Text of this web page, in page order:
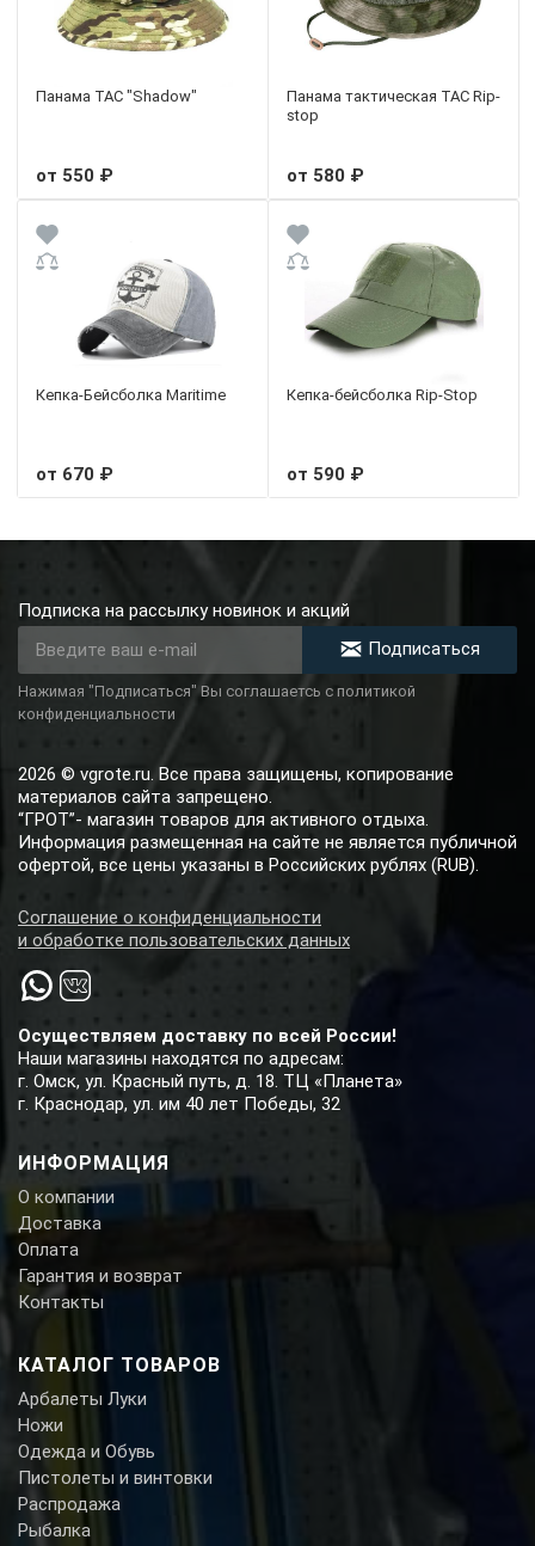
Панама TAC "Shadow"
от 550 ₽
Панама тактическая TAC Rip-
stop
от 580 ₽
Кепка-Бейсболка Maritime
от 670 ₽
Кепка-бейсболка Rip-Stop
от 590 ₽
Осуществляем доставку по всей России!
Наши магазины находятся по адресам:
г. Омск, ул. Красный путь, д. 18. ТЦ «Планета»
г. Краснодар, ул. им 40 лет Победы, 32
ИНФОРМАЦИЯ
О компании
Доставка
Оплата
Гарантия и возврат
Контакты
КАТАЛОГ ТОВАРОВ
Арбалеты Луки
Ножи
Одежда и Обувь
Пистолеты и винтовки
Распродажа
Рыбалка
Подписка на рассылку новинок и акций
Подписаться
Нажимая "Подписаться" Вы соглашаетсь с политикой
конфиденциальности
2026 © vgrote.ru. Все права защищены, копирование
материалов сайта запрещено.
“ГРОТ”- магазин товаров для активного отдыха.
Информация размещенная на сайте не является публичной
офертой, все цены указаны в Российских рублях (RUB).
Соглашение о конфиденциальности
и обработке пользовательских данных